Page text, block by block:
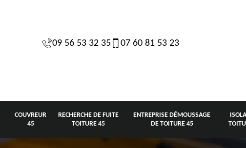
09 56 53 32 35 07 60 81 53 23
COUVREUR
45
RECHERCHE DE FUITE
TOITURE 45
ENTREPRISE DÉMOUSSAGE
DE TOITURE 45